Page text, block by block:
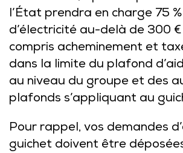
l’État prendra en charge 75
d’électricité au-delà de 300
compris acheminement et
dans la limite du plafond
au niveau du groupe et des
plafonds s’appliquant au
Pour rappel, vos demandes
guichet doivent être